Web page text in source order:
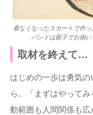
着なくなったスカートで作っ
バンドは親子でお揃い
取材を終えて…
はじめの一歩は勇気
ら。「まずはやって
動範囲も人間関係も